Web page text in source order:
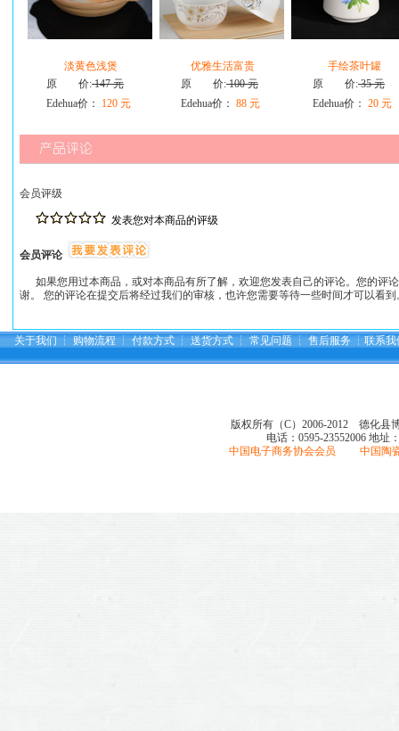
淡黄色浅煲
原 价:147 元
Edehua价：
120 元
优雅生活富贵
原 价:100 元
Edehua价： 88 元
手绘茶叶罐
原 价:35 元
Edehua价： 20 元
会员评级
发表您对本商品的评级
会员评论
如果您用过本商品，或对本商品有所了解，欢迎您发表自己的评论。您的评
谢。 您的评论在提交后将经过我们的审核，也许您需要等待一些时间才可以看
关于我们 ┆ 购物流程 ┆ 付款方式 ┆ 送货方式 ┆ 常见问题 ┆ 售后服务 ┆ 联系我
版权所有（C）2006-2012 德化县
电话：0595-23552006 地址
中国电子商务协会会员 中国陶